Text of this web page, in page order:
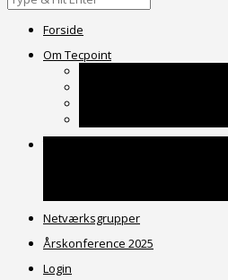
Forside
Om Tecpoint
Netværksgrupper
Årskonference 2025
Login